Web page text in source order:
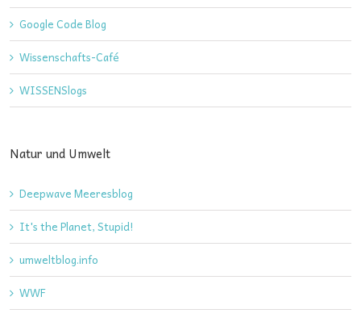
Google Code Blog
Wissenschafts-Café
WISSENSlogs
Natur und Umwelt
Deepwave Meeresblog
It's the Planet, Stupid!
umweltblog.info
WWF